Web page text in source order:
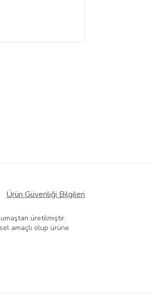
Ürün Güvenliği Bilgileri
üretilmiştir.
amaçlı olup ürüne